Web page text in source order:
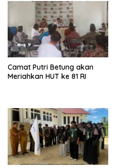
Camat Putri Betung akan
Meriahkan HUT ke 81 RI